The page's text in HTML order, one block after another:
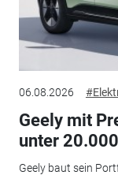
06.08.2026
Geely mit
unter
Geely baut sein